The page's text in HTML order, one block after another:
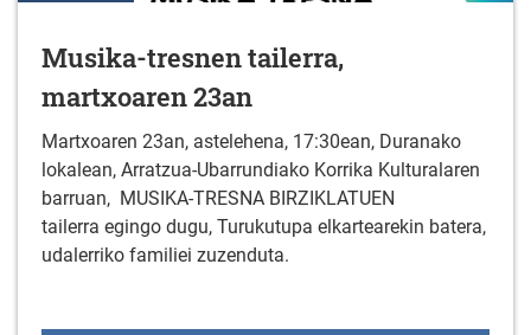
Musika-tresnen tailerra,
martxoaren 23an
Martxoaren 23an, astelehena, 17:30ean, Duranako
lokalean, Arratzua-Ubarrundiako Korrika Kulturalaren
barruan, MUSIKA-TRESNA BIRZIKLATUEN
tailerra egingo dugu, Turukutupa elkartearekin batera,
udalerriko familiei zuzenduta.